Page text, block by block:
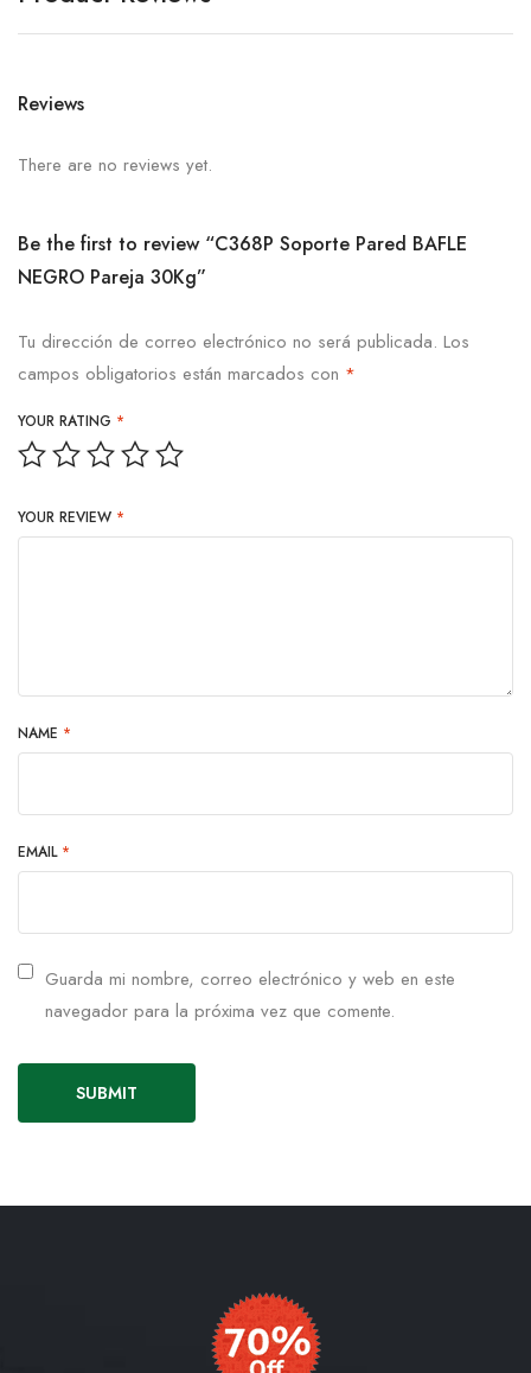
Reviews
There are no reviews yet.
Be the first to review “C368P Soporte Pared BAFLE
NEGRO Pareja 30Kg”
Tu dirección de correo electrónico no será publicada. Los
campos obligatorios están marcados con *
YOUR RATING *
YOUR REVIEW *
NAME *
EMAIL *
Guarda mi nombre, correo electrónico y web en este
navegador para la próxima vez que comente.